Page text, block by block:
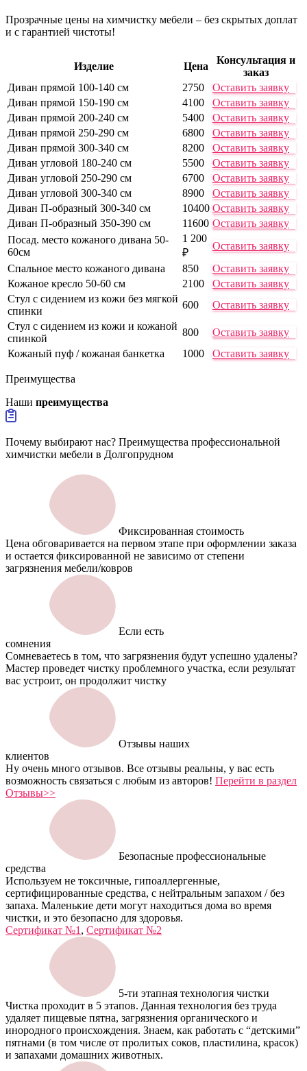
Прозрачные цены на химчистку мебели – без скрытых доплат
и с гарантией чистоты!
Изделие Цена
Консультация и
заказ
Диван прямой 100-140 см
2750
Оставить заявку
Диван прямой 150-190 см
4100
Оставить заявку
Диван прямой 200-240 см
5400
Оставить заявку
Диван прямой 250-290 см
6800
Оставить заявку
Диван прямой 300-340 см
8200
Оставить заявку
Диван угловой 180-240 см
5500
Оставить заявку
Диван угловой 250-290 см
6700
Оставить заявку
Диван угловой 300-340 см
8900
Оставить заявку
Диван П-образный 300-340 см
10400 Оставить заявку
Диван П-образный 350-390 см
11600 Оставить заявку
Посад. место кожаного дивана 50-
60см
1 200
₽
Оставить заявку
Спальное место кожаного дивана
850
Оставить заявку
Кожаное кресло 50-60 см
2100
Оставить заявку
Стул с сидением из кожи без мягкой
спинки
600
Оставить заявку
Стул с сидением из кожи и кожаной
спинкой
800
Оставить заявку
Кожаный пуф / кожаная банкетка
1000 Оставить заявку
Преимущества
Наши преимущества
Почему выбирают нас? Преимущества профессиональной
химчистки мебели в Долгопрудном
Фиксированная стоимость
Цена обговаривается на первом этапе при оформлении заказа
и остается фиксированной не зависимо от степени
загрязнения мебели/ковров
Если есть
сомнения
Сомневаетесь в том, что загрязнения будут успешно удалены?
Мастер проведет чистку проблемного участка, если результат
вас устроит, он продолжит чистку
Отзывы наших
клиентов
Ну очень много отзывов. Все отзывы реальны, у вас есть
возможность связаться с любым из авторов! Перейти в раздел
Отзывы>>
Безопасные профессиональные
средства
Используем не токсичные, гипоаллергенные,
сертифицированные средства, с нейтральным запахом / без
запаха. Маленькие дети могут находиться дома во время
чистки, и это безопасно для здоровья.
Сертификат №1 , Сертификат №2
5-ти этапная технология чистки
Чистка проходит в 5 этапов. Данная технология без труда
удаляет пищевые пятна, загрязнения органического и
инородного происхождения. Знаем, как работать с “детскими”
пятнами (в том числе от пролитых соков, пластилина, красок)
и запахами домашних животных.